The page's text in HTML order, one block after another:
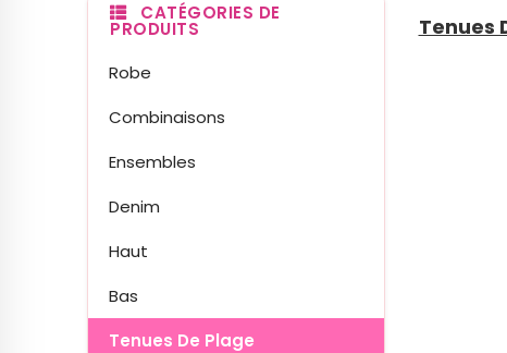
CATÉGORIES DE
PRODUITS
Robe
Combinaisons
Ensembles
Denim
Haut
Bas
Tenues De Plage
Tenues